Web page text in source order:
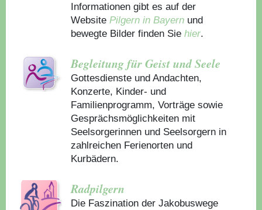
Informationen gibt es auf der
WebsitePilgern in Bayern und
bewegte Bilder finden Sie hier.
Begleitung für Geist und Seele
Gottesdienste und Andachten,
Konzerte, Kinder- und
Familienprogramm, Vorträge sowie
Gesprächsmöglichkeiten mit
Seelsorgerinnen und Seelsorgern in
zahlreichen Ferienorten und
Kurbädern.
Radpilgern
Die Faszination der Jakobuswege